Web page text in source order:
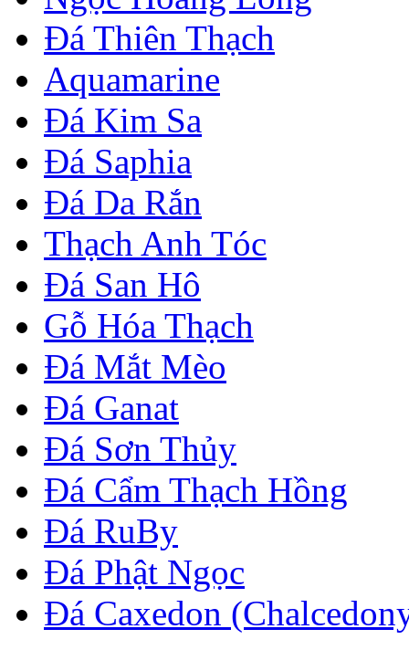
Đá Thiên Thạch
Aquamarine
Đá Kim Sa
Đá Saphia
Đá Da Rắn
Thạch Anh Tóc
Đá San Hô
Gỗ Hóa Thạch
Đá Mắt Mèo
Đá Ganat
Đá Sơn Thủy
Đá Cẩm Thạch Hồng
Đá RuBy
Đá Phật Ngọc
Đá Caxedon